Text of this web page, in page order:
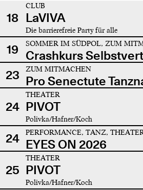
18
CLUB
LaVIVA
Die barrierefreie Party für alle
19 SOMMER IM SÜDPOL, ZUM
Crashkurs
23
ZUM MITMACHEN
Pro Senectute
24
THEATER
PIVOT
Polivka/Hafner/Koch
24 PERFORMANCE, TANZ,
EYES ON 2026
25
THEATER
PIVOT
Polivka/Hafner/Koch